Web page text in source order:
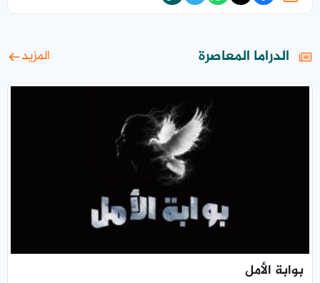
الدراما المعاصرة المزيد
بوابة الأمل